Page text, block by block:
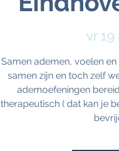
vr 19
Samen ademen, voelen
samen zijn en toch zelf
ademoefeningen
therapeutisch ( dat kan je